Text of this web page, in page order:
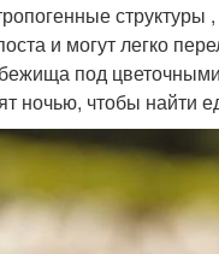
и могут легко
под
ночью, чтобы найти